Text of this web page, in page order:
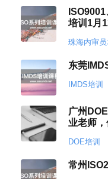
培训1月
珠海内审
东莞
IMDS培训
广州
业老师
DOE培训
常州